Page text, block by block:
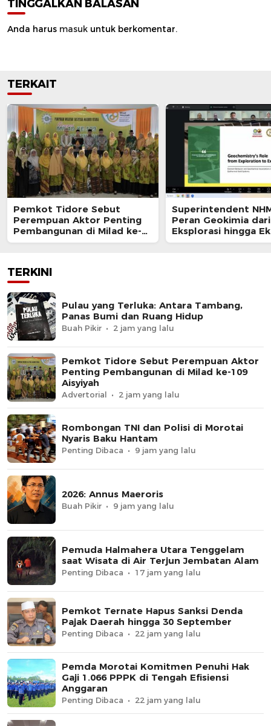
TINGGALKAN BALASAN
Anda harus masuk untuk berkomentar.
TERKAIT
Pemkot Tidore Sebut
Perempuan Aktor Penting
Pembangunan di Milad ke-
109 Aisyiyah
Superintendent
Peran Geokimia dari
Eksplorasi hingga
dalam Webinar
TERKINI
Pulau yang Terluka: Antara Tambang,
Panas Bumi dan Ruang Hidup
Buah Pikir 2 jam yang lalu
Pemkot Tidore Sebut Perempuan Aktor
Penting Pembangunan di Milad ke-109
Aisyiyah
Advertorial 2 jam yang lalu
Rombongan TNI dan Polisi di Morotai
Nyaris Baku Hantam
Penting Dibaca 9 jam yang lalu
2026: Annus Maeroris
Buah Pikir 9 jam yang lalu
Pemuda Halmahera Utara Tenggelam
saat Wisata di Air Terjun Jembatan Alam
Penting Dibaca 17 jam yang lalu
Pemkot Ternate Hapus Sanksi Denda
Pajak Daerah hingga 30 September
Penting Dibaca 22 jam yang lalu
Pemda Morotai Komitmen Penuhi Hak
Gaji 1.066 PPPK di Tengah Efisiensi
Anggaran
Penting Dibaca 22 jam yang lalu